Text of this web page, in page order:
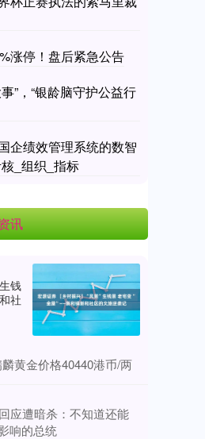
涨停！盘后紧急公告
”，“银龄脑守护公益行
企绩效管理系统的数智
_组织_指标
讯
钱
社
黄金价格40440港币/两
应遭暗杀：不知道还能
响的总统